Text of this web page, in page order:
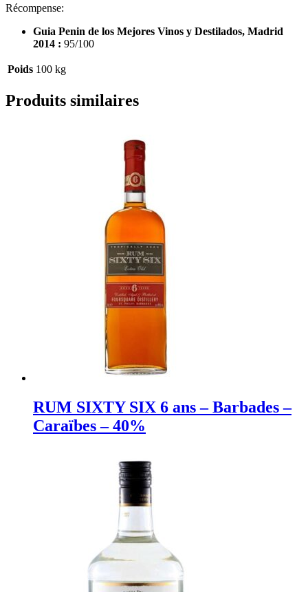
Récompense:
Guia Penin de los Mejores Vinos y Destilados, Madrid
2014 : 95/100
Poids 100 kg
Produits similaires
RUM SIXTY SIX 6 ans – Barbades –
Caraïbes – 40%